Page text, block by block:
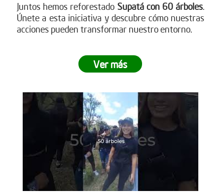
Juntos hemos reforestado Supatá con 60 árboles.
Únete a esta iniciativa y descubre cómo nuestras
acciones pueden transformar nuestro entorno.
Ver más